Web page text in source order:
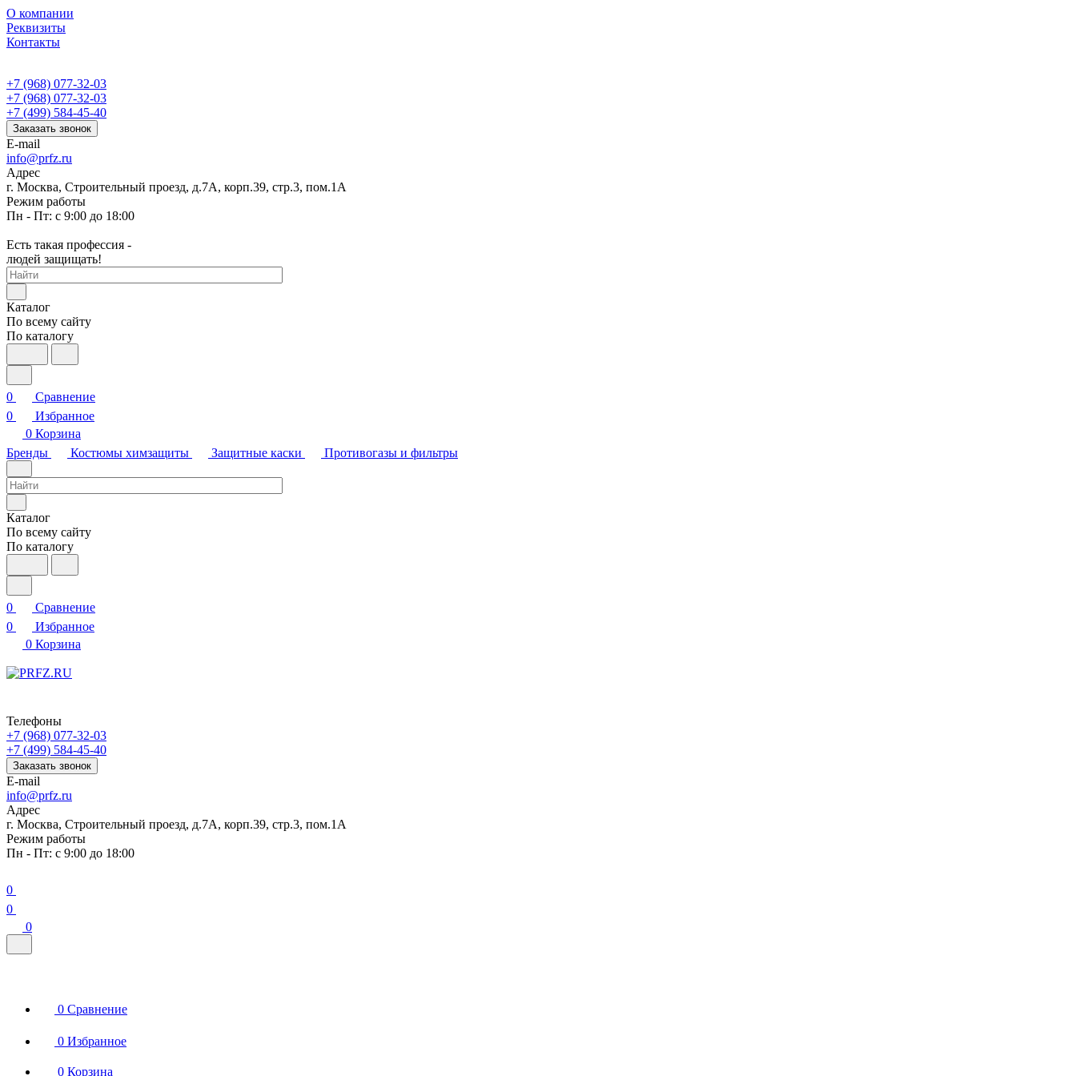
О компании
Реквизиты
Контакты
+7 (968) 077-32-03
+7 (968) 077-32-03
+7 (499) 584-45-40
Заказать звонок
E-mail
info@prfz.ru
Адрес
г. Москва, Строительный проезд, д.7А, корп.39, стр.3, пом.1А
Режим работы
Пн - Пт: с 9:00 до 18:00
Есть такая профессия -
людей защищать!
Каталог
По всему сайту
По каталогу
0
Сравнение
0
Избранное
0 Корзина
Бренды
Костюмы химзащиты Защитные каски Противогазы и фильтры
Каталог
По всему сайту
По каталогу
0
Сравнение
0
Избранное
0 Корзина
Телефоны
+7 (968) 077-32-03
+7 (499) 584-45-40
Заказать звонок
E-mail
info@prfz.ru
Адрес
г. Москва, Строительный проезд, д.7А, корп.39, стр.3, пом.1А
Режим работы
Пн - Пт: с 9:00 до 18:00
0
0
0
0 Сравнение
0 Избранное
0 Корзина